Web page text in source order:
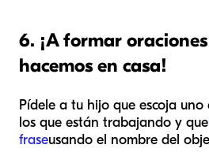
6. ¡A formar
hacemos en casa!
Pídele a tu hijo que escoja
los que están trabajando y que
fraseusando el nombre del